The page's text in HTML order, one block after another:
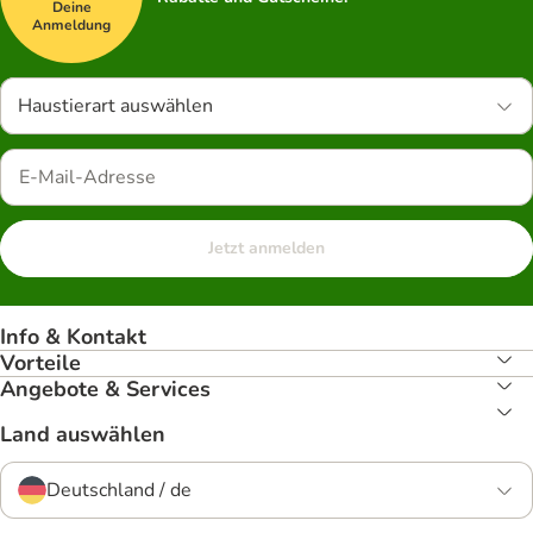
Deine
Anmeldung
Haustierart auswählen
Jetzt anmelden
Info & Kontakt
Vorteile
Angebote & Services
Land auswählen
Deutschland / de